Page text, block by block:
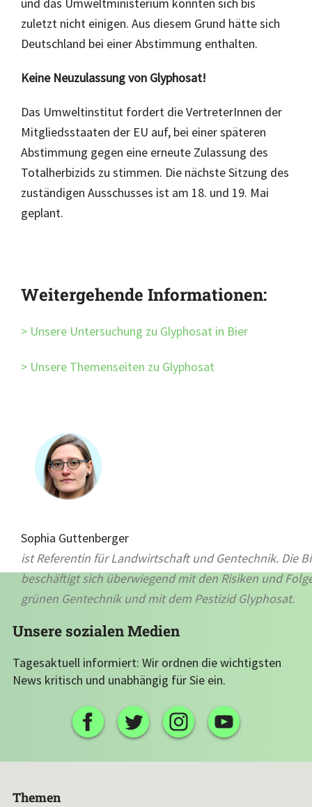
und das Umweltministerium konnten sich bis
zuletzt nicht einigen. Aus diesem Grund hätte sich
Deutschland bei einer Abstimmung enthalten.
Keine Neuzulassung von Glyphosat!
Das Umweltinstitut fordert die VertreterInnen der
Mitgliedsstaaten der EU auf, bei einer späteren
Abstimmung gegen eine erneute Zulassung des
Totalherbizids zu stimmen. Die nächste Sitzung des
zuständigen Ausschusses ist am 18. und 19. Mai
geplant.
Weitergehende Informationen:
Unsere Untersuchung zu Glyphosat in Bier
Unsere Themenseiten zu Glyphosat
Sophia Guttenberger
ist Referentin für Landwirtschaft undGentechnik. Die
beschäftigtsich überwiegend mit den Risiken und
grünen Gentechnik und mit dem Pestizid Glyphosat.
Unsere sozialen Medien
Tagesaktuell informiert: Wir ordnen die wichtigsten
News kritisch und unabhängig für Sie ein.
Themen